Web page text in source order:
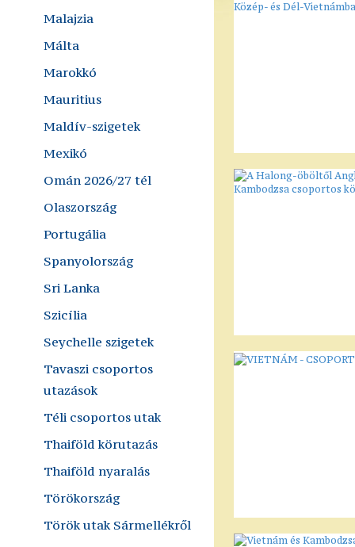
Malajzia
Málta
Marokkó
Mauritius
Maldív-szigetek
Mexikó
Omán 2026/27 tél
Olaszország
Portugália
Spanyolország
Sri Lanka
Szicília
Seychelle szigetek
Tavaszi csoportos
utazások
Téli csoportos utak
Thaiföld körutazás
Thaiföld nyaralás
Törökország
Török utak Sármellékről